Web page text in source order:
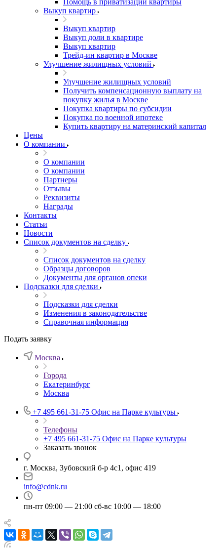
Помощь в приватизации квартиры
Выкуп квартир
Выкуп квартир
Выкуп доли в квартире
Выкуп квартир
Трейд-ин квартир в Москве
Улучшение жилищных условий
Улучшение жилищных условий
Получить компенсационную выплату на
покупку жилья в Москве
Покупка квартиры по субсидии
Покупка по военной ипотеке
Купить квартиру на материнский капитал
Цены
О компании
О компании
О компании
Партнеры
Отзывы
Реквизиты
Награды
Контакты
Статьи
Новости
Список документов на сделку
Список документов на сделку
Образцы договоров
Документы для органов опеки
Подсказки для сделки
Подсказки для сделки
Изменения в законодательстве
Справочная информация
Подать заявку
Москва
Города
Екатеринбург
Москва
+7 495 661-31-75 Офис на Парке культуры
Телефоны
+7 495 661-31-75 Офис на Парке культуры
Заказать звонок
г. Москва, Зубовский б-р 4с1, офис 419
info@cdnk.ru
пн-пт 09:00 — 21:00 сб-вс 10:00 — 18:00